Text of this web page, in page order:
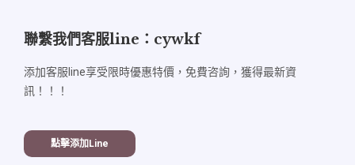
聯繫我們客服line：cywkf
添加客服line享受限時優惠特價，免費咨詢，獲得最新資
訊！！！
點擊添加line